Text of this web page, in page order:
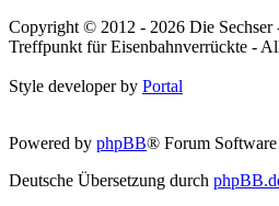
Copyright © 2012 - 2026 Die Sechser
Treffpunkt für Eisenbahnverrückte -
Style developer by Portal
Powered by phpBB® Forum
Deutsche Übersetzung durch